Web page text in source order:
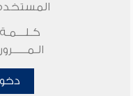
كـلـــمـة